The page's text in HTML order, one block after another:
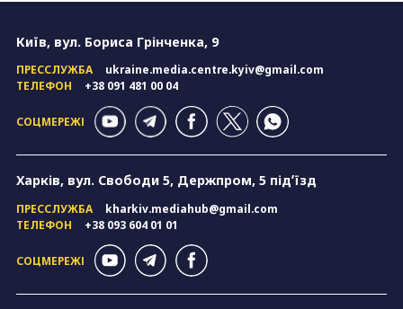
Київ, вул. Бориса Грінченка, 9
ПРЕССЛУЖБА
ukraine.media.centre.kyiv@gmail.com
ТЕЛЕФОН
+38 091 481 00 04
СОЦМЕРЕЖІ
Харків, вул. Свободи 5, Держпром, 5 підʼїзд
ПРЕССЛУЖБА
kharkiv.mediahub@gmail.com
ТЕЛЕФОН
+38 093 604 01 01
СОЦМЕРЕЖІ